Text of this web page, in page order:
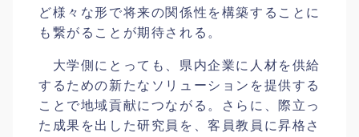
ど様々な形で将来の関係性を構築することに
も繋がることが期待される。
大学側にとっても、県内企業に人材を供給
するための新たなソリューションを提供する
ことで地域貢献につながる。さらに、際立っ
た成果を出した研究員を、客員教員に昇格さ